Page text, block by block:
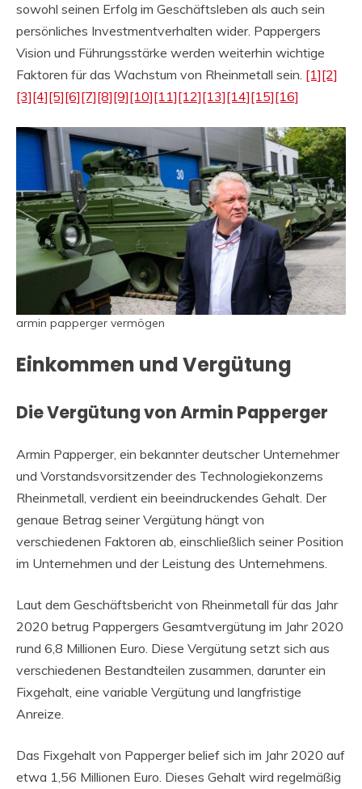
sowohl seinen Erfolg im Geschäftsleben als auch sein
persönliches Investmentverhalten wider. Pappergers
Vision und Führungsstärke werden weiterhin wichtige
Faktoren für das Wachstum von Rheinmetall sein. [1][2]
[3][4][5][6][7][8][9][10][11][12][13][14][15][16]
armin papperger vermögen
Einkommen und Vergütung
Die Vergütung von Armin Papperger
Armin Papperger, ein bekannter deutscher Unternehmer
und Vorstandsvorsitzender des Technologiekonzerns
Rheinmetall, verdient ein beeindruckendes Gehalt. Der
genaue Betrag seiner Vergütung hängt von
verschiedenen Faktoren ab, einschließlich seiner Position
im Unternehmen und der Leistung des Unternehmens.
Laut dem Geschäftsbericht von Rheinmetall für das Jahr
2020 betrug Pappergers Gesamtvergütung im Jahr 2020
rund 6,8 Millionen Euro. Diese Vergütung setzt sich aus
verschiedenen Bestandteilen zusammen, darunter ein
Fixgehalt, eine variable Vergütung und langfristige
Anreize.
Das Fixgehalt von Papperger belief sich im Jahr 2020 auf
etwa 1,56 Millionen Euro. Dieses Gehalt wird regelmäßig